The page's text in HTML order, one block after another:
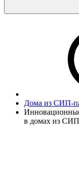
Дома из СИП-
в домах из